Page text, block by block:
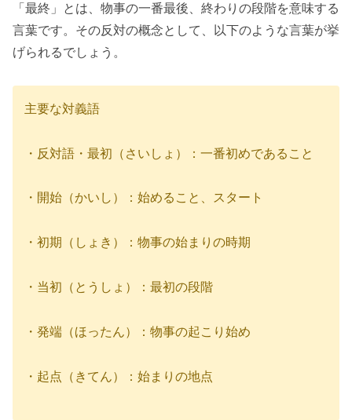
「最終」とは、物事の一番最後、終わりの段階を意味する
言葉です。その反対の概念として、以下のような言葉が挙
げられるでしょう。
主要な対義語
・反対語・最初（さいしょ）：一番初めであること
・開始（かいし）：始めること、スタート
・初期（しょき）：物事の始まりの時期
・当初（とうしょ）：最初の段階
・発端（ほったん）：物事の起こり始め
・起点（きてん）：始まりの地点